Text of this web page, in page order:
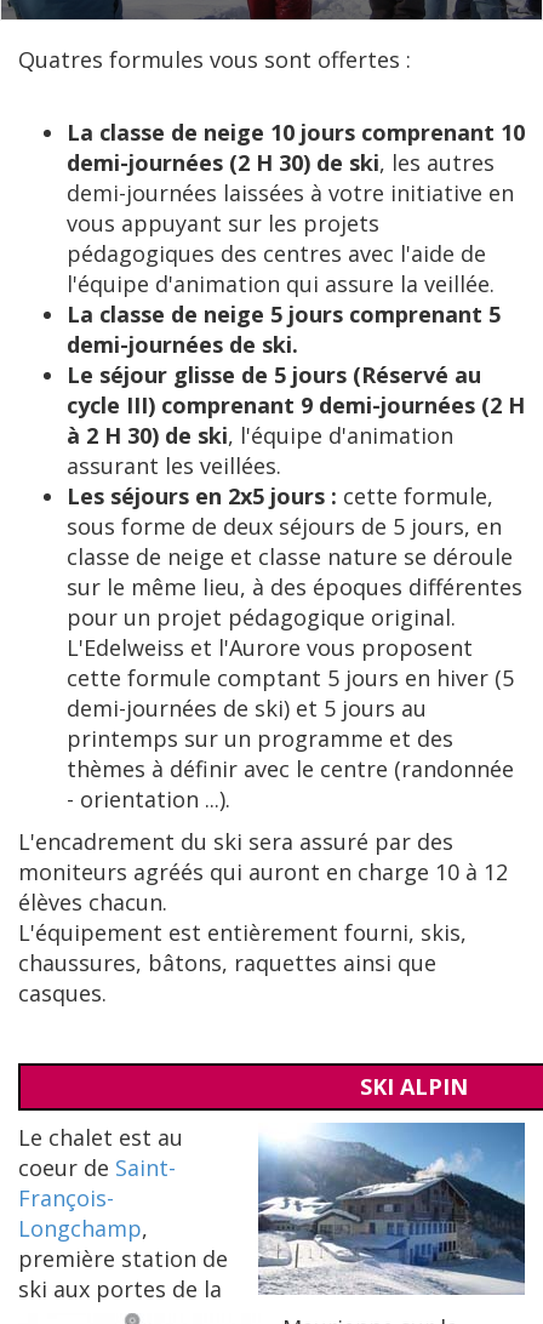
Quatres formules vous sont offertes :
La classe de neige 10 jours comprenant 10
demi-journées (2 H 30) de ski, les autres
demi-journées laissées à votre initiative en
vous appuyant sur les projets
pédagogiques des centres avec l'aide de
l'équipe d'animation qui assure la veillée.
La classe de neige 5 jours comprenant 5
demi-journées de ski.
Le séjour glisse de 5 jours (Réservé au
cycle III) comprenant 9 demi-journées (2 H
à 2 H 30) de ski, l'équipe d'animation
assurant les veillées.
Les séjours en 2x5 jours : cette formule,
sous forme de deux séjours de 5 jours, en
classe de neige et classe nature se déroule
sur le même lieu, à des époques différentes
pour un projet pédagogique original.
L'Edelweiss et l'Aurore vous proposent
cette formule comptant 5 jours en hiver (5
demi-journées de ski) et 5 jours au
printemps sur un programme et des
thèmes à définir avec le centre (randonnée
- orientation ...).
L'encadrement du ski sera assuré par des
moniteurs agréés qui auront en charge 10 à 12
élèves chacun.
L'équipement est entièrement fourni, skis,
chaussures, bâtons, raquettes ainsi que
casques.
SKI ALPIN
Le chalet est au
coeur de Saint-
François-
Longchamp,
première station de
ski aux portes de la